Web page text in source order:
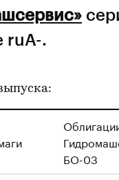
ruA-.
БО-03